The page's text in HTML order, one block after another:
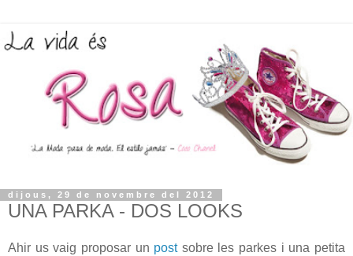
dijous, 29 de novembre del 2012
UNA PARKA - DOS LOOKS
Ahir us vaig proposar un postsobre les parkes i una petita